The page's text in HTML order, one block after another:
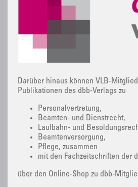
Darüber hinaus können VLB-
Publikationen des dbb-Verlags zu
Personalvertretung,
Beamten- und Dienstrecht,
Laufbahn- und
Beamtenversorgung,
Pflege, zusammen
mit den Fachzeitschriften der
über den Online-Shop zu dbb-